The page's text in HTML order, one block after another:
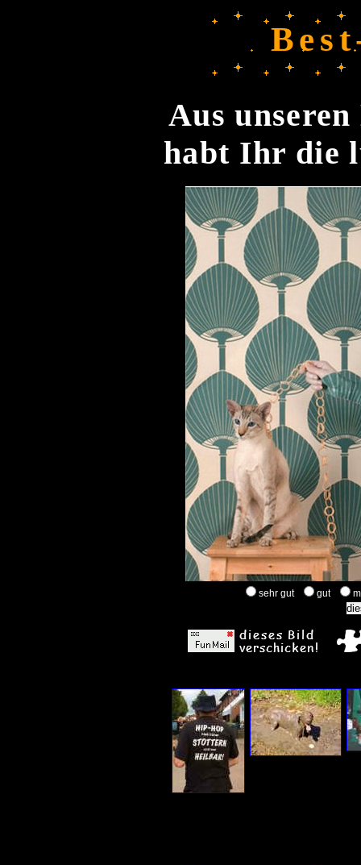
Aus
habt Ihr die
sehr gut gut